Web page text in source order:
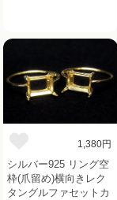
1,380円
シルバー925 リング空
枠(爪留め)横向きレク
タングルファセットカ